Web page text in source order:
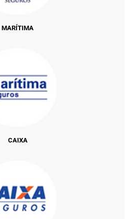
MARÍTIMA
CAIXA